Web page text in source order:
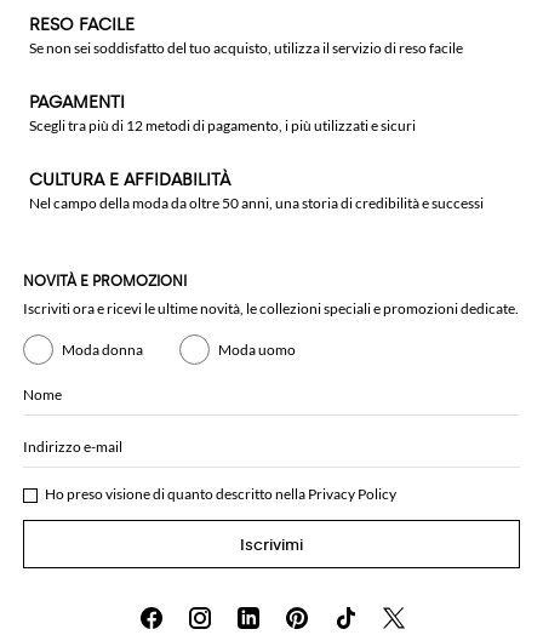
RESO FACILE
Se non sei soddisfatto del tuo acquisto, utilizza il servizio di reso facile
PAGAMENTI
Scegli tra più di 12 metodi di pagamento, i più utilizzati e sicuri
CULTURA E AFFIDABILITÀ
Nel campo della moda da oltre 50 anni, una storia di credibilità e successi
NOVITÀ E PROMOZIONI
Iscriviti ora e ricevi le ultime novità, le collezioni speciali e promozioni dedicate.
Moda donna Moda uomo
Nome
Indirizzo e-mail
Ho preso visione di quanto descritto nella Privacy Policy
Iscrivimi